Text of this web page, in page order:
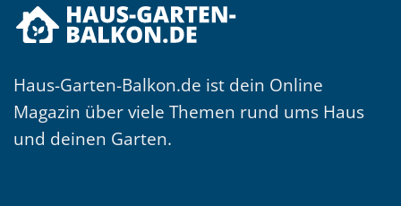
Haus-Garten-Balkon.de ist dein Online
Magazin über viele Themen rund ums Haus
und deinen Garten.